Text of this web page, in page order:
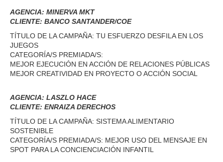
AGENCIA: MINERVA MKT
CLIENTE: BANCO SANTANDER/COE
TÍTULO DE LA CAMPAÑA: TU ESFUERZO DESFILA EN LOS
JUEGOS
CATEGORÍA/S PREMIADA/S:
MEJOR EJECUCIÓN EN ACCIÓN DE RELACIONES PÚBLICAS
MEJOR CREATIVIDAD EN PROYECTO O ACCIÓN SOCIAL
AGENCIA: LASZLO HACE
CLIENTE: ENRAIZA DERECHOS
TÍTULO DE LA CAMPAÑA: SISTEMA ALIMENTARIO
SOSTENIBLE
CATEGORÍA/S PREMIADA/S: MEJOR USO DEL MENSAJE EN
SPOT PARA LA CONCIENCIACIÓN INFANTIL